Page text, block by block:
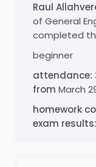
Raul
of General
completed
beginner
attendance:
from March
homework
exam results: